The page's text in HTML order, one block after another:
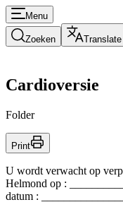
Menu
Zoeken Translate
Cardioversie
Folder
Print
U wordt verwacht op
Helmond op :
datum :